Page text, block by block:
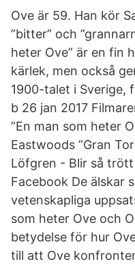
Ove är 59. Han kör
”bitter” och
heter Ove” är en fin
kärlek, men också
1900-talet i Sverige,
b 26 jan 2017
”En man som heter
Eastwoods ”Gran
Löfgren - Blir så trött
Facebook De älskar
vetenskapliga
som heter Ove och
betydelse för hur
till att Ove